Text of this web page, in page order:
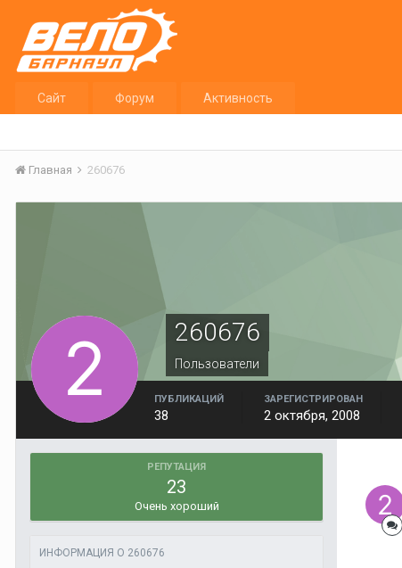
Сайт Форум Активность
Главная 260676
260676
Пользователи
ПУБЛИКАЦИЙ
38
ЗАРЕГИСТРИРОВАН
2 октября, 2008
РЕПУТАЦИЯ
23
Очень хороший
ИНФОРМАЦИЯ О 260676